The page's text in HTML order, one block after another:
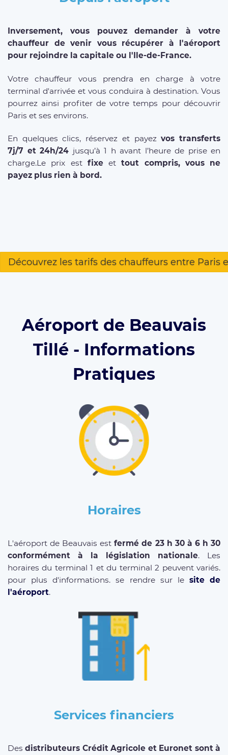
Inversement, vous pouvez demander à votre
chauffeur de venir vous récupérer à l'aéroport
pour rejoindre la capitale ou l'Ile-de-France.
Votre chauffeur vous prendra en charge à votre
terminal d'arrivée et vous conduira à destination. Vous
pourrez ainsi profiter de votre temps pour découvrir
Paris et ses environs.
En quelques clics, réservez et payezvos transferts
7j/7 et 24h/24 jusqu’à 1 h avant l’heure de prise en
charge.Le prix est fixeettout compris, vous ne
payez plus rien à bord.
Découvrez les tarifs des chauffeurs entre Paris
Aéroport de Beauvais
Tillé - Informations
Pratiques
Horaires
L'aéroport de Beauvais estfermé de 23 h 30 à 6 h 30
conformément à la législation nationale. Les
horaires du terminal 1 et du terminal 2 peuvent variés.
pour plus d'informations. se rendre sur le site de
l'aéroport.
Services financiers
Desdistributeurs Crédit Agricole et Euronet sont à